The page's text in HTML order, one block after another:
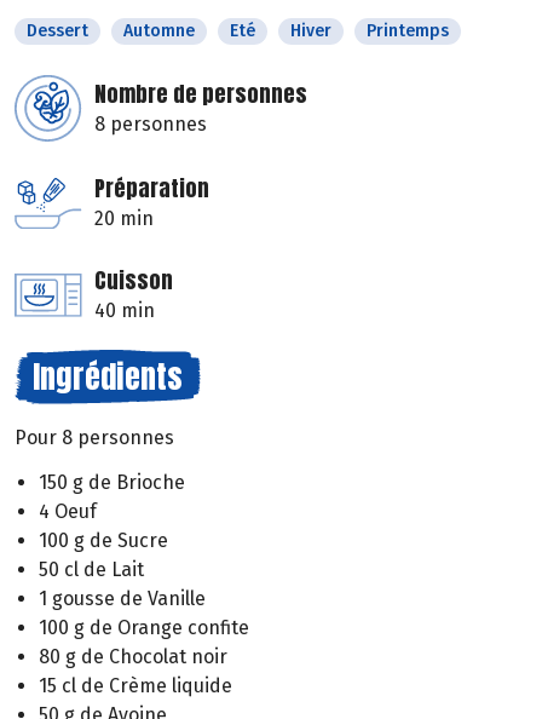
Dessert Automne Eté Hiver Printemps
Nombre de personnes
8 personnes
Préparation
20 min
Cuisson
40 min
Ingrédients
Pour 8 personnes
150 g de Brioche
4 Oeuf
100 g de Sucre
50 cl de Lait
1 gousse de Vanille
100 g de Orange confite
80 g de Chocolat noir
15 cl de Crème liquide